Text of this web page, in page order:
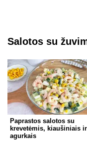
Salotos su
Paprastos salotos su
krevetėmis, kiaušiniais ir
agurkais